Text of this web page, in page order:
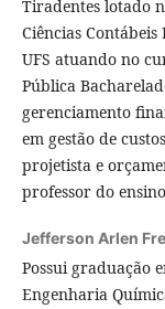
Tiradentes lotado
Ciências Contábeis
UFS atuando no
Pública
gerenciamento
em gestão de
projetista e
professor do
Jefferson Arlen
Possui graduação
Engenharia